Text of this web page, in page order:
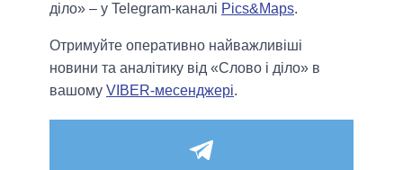
діло» – у Telegram-каналі Pics&Maps.
Отримуйте оперативно найважливіші
новини та аналітику від «Слово і діло» в
вашому VIBER-месенджері.